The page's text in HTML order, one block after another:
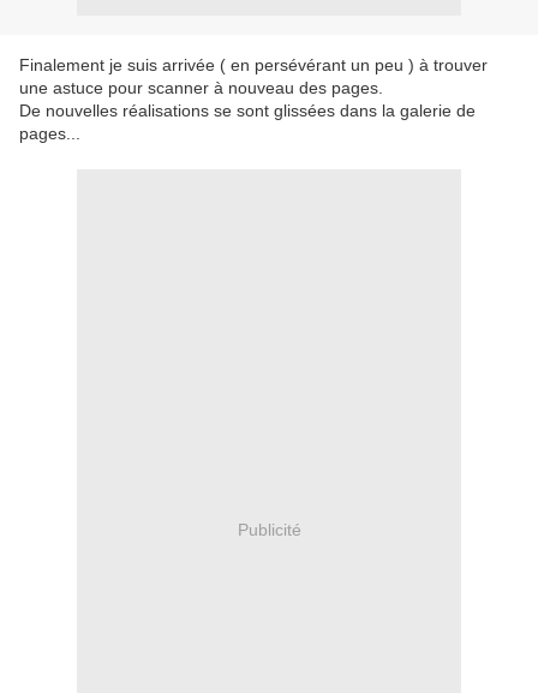
Finalement je suis arrivée ( en persévérant un peu ) à trouver
une astuce pour scanner à nouveau des pages.
De nouvelles réalisations se sont glissées dans la galerie de
pages...
Publicité